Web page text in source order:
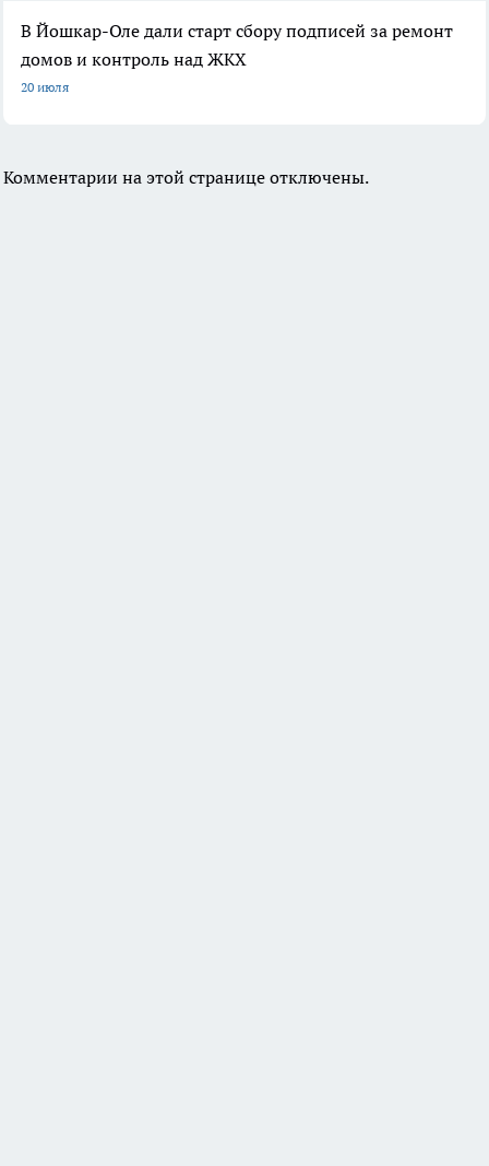
В Йошкар-Оле дали старт сбору подписей за ремонт
домов и контроль над ЖКХ
20 июля
Комментарии на этой странице отключены.